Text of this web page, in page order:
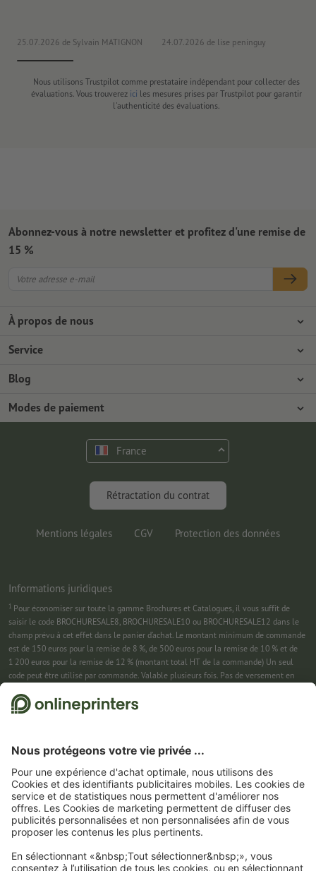
25.07.2026 de Sylvain MATIGNON 24.07.2026 de lise peninguy
Nous utilisons Trustpilot comme prestataire indépendant pour collecter des
évaluations. Vous trouverez ici les mesures prises par Trustpilot pour garantir
l'authenticité des évaluations.
À propos de nous
L'entreprise
Protection de l'environnement
Service
Modes de paiement
Expédition
Programme Premium
Blog
Tutoriels Photoshop
Outils & Fonts gratuits
Marketing & Insights
Modes de paiement
Abonnez-vous à notre newsletter et profitez d'une remise de
15 %
France
Rétractation du contrat
Mentions légales CGV Protection des données
Informations juridiques
1 Pour économiser sur toute la gamme Brochures et Catalogues, il vous suffit de
saisir le code BROCHURESALE8, BROCHURESALE10 ou BROCHURESALE12 dans le
champ prévu à cet effet dans le panier d’achat. Le montant minimum de commande
est de 150 euros pour la remise de 8 %, de 500 euros pour la remise de 10 % et de
1 200 euros pour la remise de 12 % (montant total HT de la commande) Un seul
code peut être utilisé par commande. Valable plusieurs fois. Pas de versement en
31/08/2026 inclus.
montant minimum pour la commande. Valable plusieurs fois. Pas de versement en
31/08/2026 inclus.
3Dans un premier temps, nous vous enverrons un e-mail contenant un lien de
confirmation de votre inscription à la newsletter. Ce n’est qu’après avoir cliqué
dessus que vous recevrez votre code de remise et notre newsletter. Vous pouvez bien
entendu vous désinscrire à tout moment. Montant maximal de la remise : 150 € sur
le montant de la commande (HT). Valable une seule fois. Pas de montant minimum
pour la commande. Pas de versement en espèces. Offre non cumulable avec d’autres